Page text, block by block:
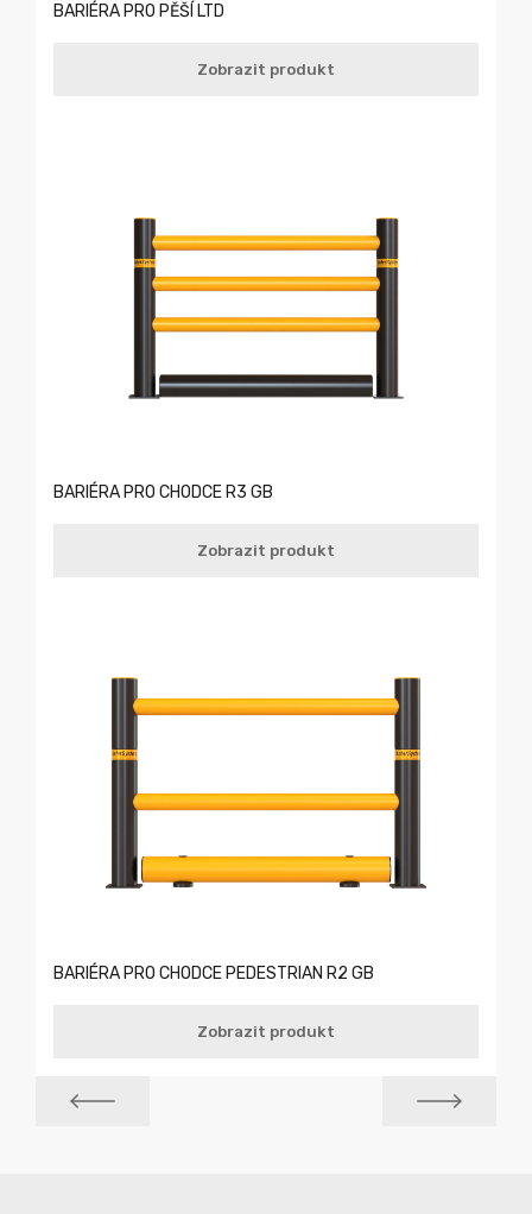
BARIÉRA PRO PĚŠÍ LTD
Zobrazit produkt
BARIÉRA PRO CHODCE R3 GB
Zobrazit produkt
BARIÉRA PRO CHODCE PEDESTRIAN R2 GB
Zobrazit produkt